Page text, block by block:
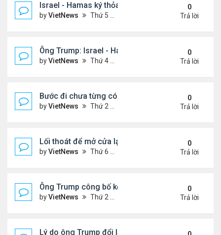
Israel - Hamas ký thỏa thuận ngừng bắn
byVietNews Thứ 5 Tháng 10 09, 2025 2:23 pm
0
Trả lời
Ông Trump: Israel - Hamas đạt thỏa thuận hòa
byVietNews Thứ 4 Tháng 10 08, 2025 5:38 pm
0
Trả lời
Bước đi chưa từng có của ông Trump khi ký sắc
byVietNews Thứ 2 Tháng 10 06, 2025 5:17 pm
0
Trả lời
Lối thoát để mở cửa lại chính phủ Mỹ
byVietNews Thứ 6 Tháng 10 03, 2025 4:28 pm
0
Trả lời
Ông Trump công bố kế hoạch chấm dứt chiến sự
byVietNews Thứ 2 Tháng 9 29, 2025 4:47 pm
0
Trả lời
Lý do ông Trump đổi lập trường về lãnh thổ